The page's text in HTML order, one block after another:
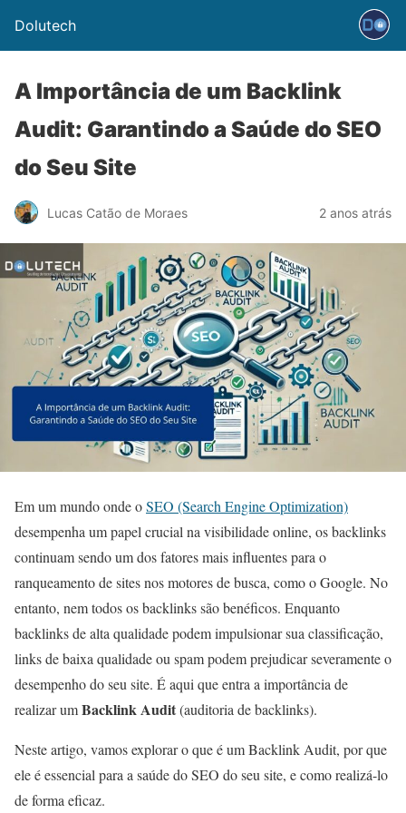
Dolutech
A Importância de um Backlink
Audit: Garantindo a Saúde do SEO
do Seu Site
Lucas Catão de Moraes 2 anos atrás
Em um mundo onde oSEO (Search Engine Optimization)
desempenha um papel crucial na visibilidade online, os backlinks
continuam sendo um dos fatores mais influentes para o
ranqueamento de sites nos motores de busca, como o Google. No
entanto, nem todos os backlinks são benéficos. Enquanto
backlinks de alta qualidade podem impulsionar sua classificação,
links de baixa qualidade ou spam podem prejudicar severamente o
desempenho do seu site. É aqui que entra a importância de
realizar umBacklink Audit(auditoria de backlinks).
Neste artigo, vamos explorar o que é um Backlink Audit, por que
ele é essencial para a saúde do SEO do seu site, e como realizá-lo
de forma eficaz.